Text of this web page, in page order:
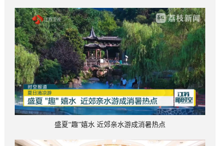
盛夏“趣”嬉水 近郊亲水游成消暑热点